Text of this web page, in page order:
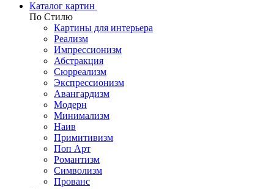
Каталог картин
По Стилю
Картины для интерьера
Реализм
Импрессионизм
Абстракция
Сюрреализм
Экспрессионизм
Авангардизм
Модерн
Минимализм
Наив
Примитивизм
Поп Арт
Романтизм
Символизм
Прованс